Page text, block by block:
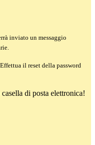
inviato un messaggio
il reset della password
di posta elettronica!